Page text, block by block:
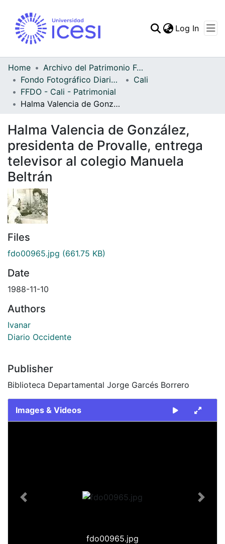
Statistics
Log In
Home
Archivo del Patrimonio Fotográfico y Fílmico del Valle del Cauca
Fondo Fotográfico Diario Occidente
Cali
FFDO - Cali - Patrimonial
Halma Valencia de González, presidenta de Provalle, entrega televisor al colegio Manuela Beltrán
Halma Valencia de González,
presidenta de Provalle, entrega
televisor al colegio Manuela
Beltrán
Files
fdo00965.jpg (661.75 KB)
Date
1988-11-10
Authors
Ivanar
Diario Occidente
Publisher
Biblioteca Departamental Jorge Garcés Borrero
Images & Videos
fdo00965.jpg
Previous Next